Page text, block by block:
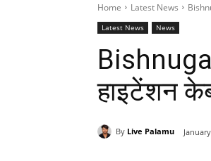
Home Latest News
Latest News News
हाइटेंशन
By Live Palamu